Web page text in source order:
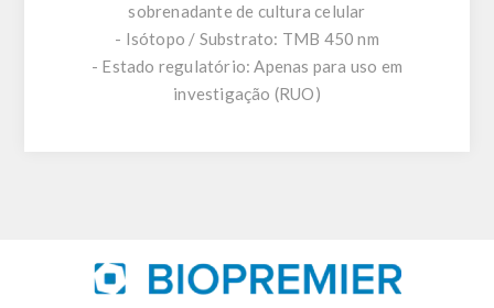
sobrenadante de cultura celular
- Isótopo / Substrato: TMB 450 nm
- Estado regulatório: Apenas para uso em
investigação (RUO)